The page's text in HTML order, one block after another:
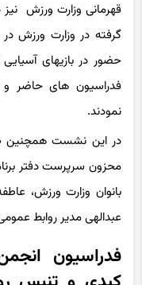
قهرمانی وزارت ورزش
گرفته در وزارت ورزش
حضور در بازیهای
فدراسیون های حاضر و
نمودند.
در این نشست همچنین
محزون سرپرست دفتر
بانوان وزارت ورزش،
عبدالهی مدیر روابط
فدراسیون